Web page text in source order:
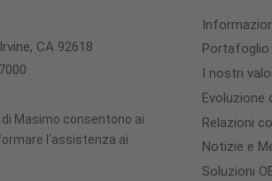
CA 92618
di Masimo consentono ai
l'assistenza ai
I nostri
Evoluzione
Relazioni
Notizie e
Soluzioni